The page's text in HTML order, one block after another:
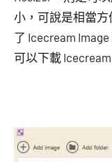
小，可說是相當
了 Icecream
可以下載